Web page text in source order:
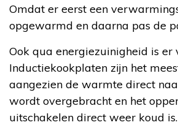
Omdat er eerst een
opgewarmd en daarna pas de
Ook qua energiezuinigheid is er
Inductiekookplaten zijn het
aangezien de warmte direct
wordt overgebracht en het
uitschakelen direct weer koud